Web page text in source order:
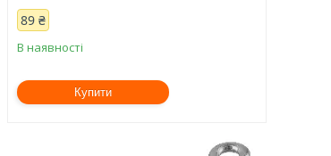
89 ₴
В наявності
Купити